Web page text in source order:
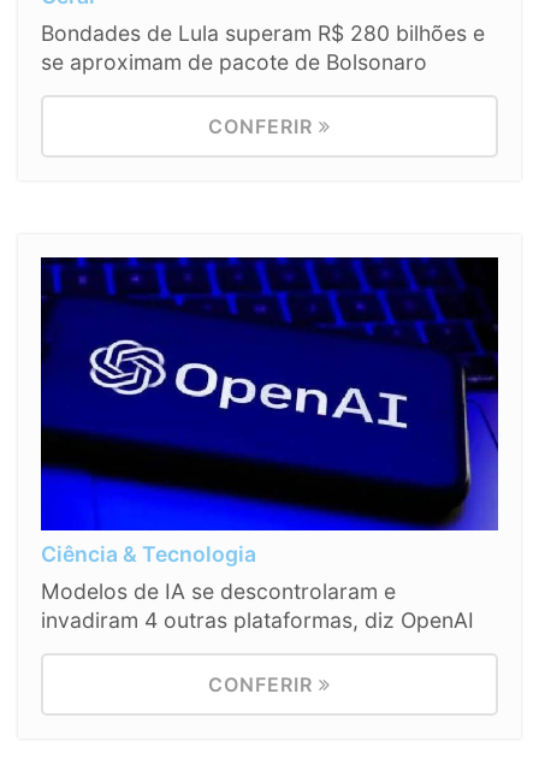
Bondades de Lula superam R$ 280 bilhões e
se aproximam de pacote de Bolsonaro
CONFERIR
Ciência & Tecnologia
Modelos de IA se descontrolaram e
invadiram 4 outras plataformas, diz OpenAI
CONFERIR